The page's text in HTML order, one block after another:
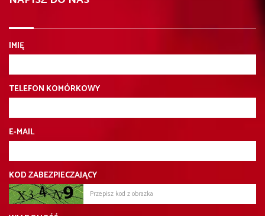
IMIĘ
TELEFON KOMÓRKOWY
E-MAIL
KOD ZABEZPIECZAJĄCY